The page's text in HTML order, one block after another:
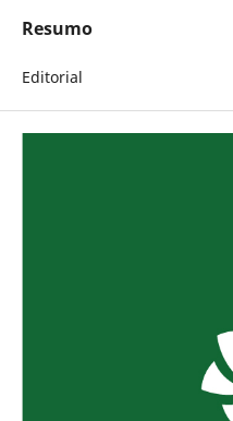
Resumo
Editorial